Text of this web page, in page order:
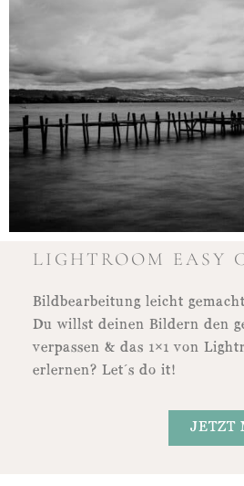
LIGHTROOM EASY
Bildbearbeitung leicht
Du willst deinen Bildern den
verpassen & das 1×1 von
erlernen? Let´s do it!
JETZT